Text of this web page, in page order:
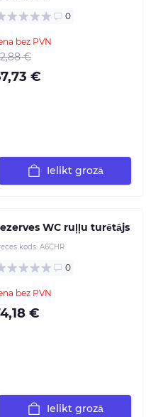
0
bez PVN
€
€
Ielikt grozā
WC ruļļu turētājs
kods: A6CHR
0
bez PVN
€
Ielikt grozā